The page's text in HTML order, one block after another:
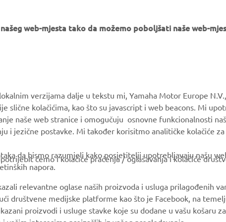
MyYamaha
Yamaha Motor Global
Parts Catalogue
web-mjesta tako da možemo poboljšati naše web-
verzijama dalje u tekstu mi, Yamaha Motor Europe
slične kolačićima, kao što su javascript i web beacons. Mi
naše web stranice i omogučuju osnovne funkcionalnosti
i jezične postavke. Mi također korisitmo analitičke kolačiće
da bismo razumjeli kako posjetitelji upotrebljavaju našu
napora.
ćemo i kolačiće praćenja / oglašavanja i kolačiće
relevantne oglase naših proizvoda i usluga prilagođenih
društvene medijske platforme kao što je Facebook, na
proizvodi i usluge stavke koje su dodane u vašu košaru